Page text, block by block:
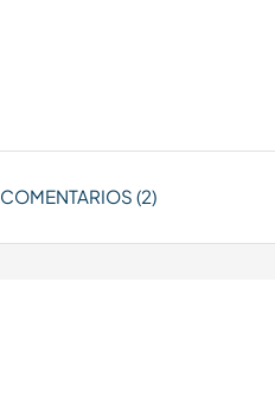
COMENTARIOS (2)